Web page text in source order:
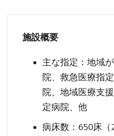
施設概要
主な指定：地域
院、救急医療指
院、地域医療支
定病院、他
病床数：650床（